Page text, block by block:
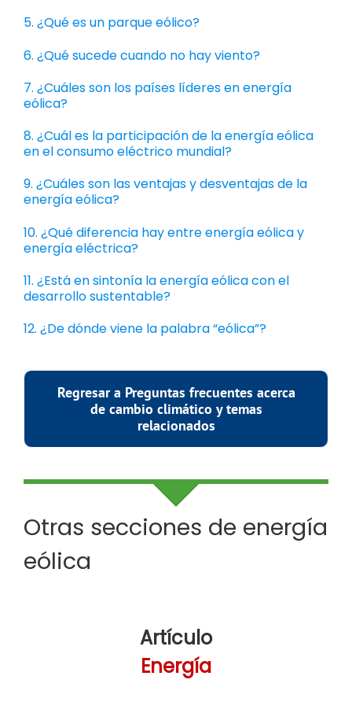
5. ¿Qué es un parque eólico?
6. ¿Qué sucede cuando no hay viento?
7. ¿Cuáles son los países líderes en energía
eólica?
8. ¿Cuál es la participación de la energía eólica
en el consumo eléctrico mundial?
9. ¿Cuáles son las ventajas y desventajas de la
energía eólica?
10. ¿Qué diferencia hay entre energía eólica y
energía eléctrica?
11. ¿Está en sintonía la energía eólica con el
desarrollo sustentable?
12. ¿De dónde viene la palabra “eólica”?
Regresar a Preguntas frecuentes acerca
de cambio climático y temas
relacionados
Otras secciones de energía
eólica
Artículo
Energía